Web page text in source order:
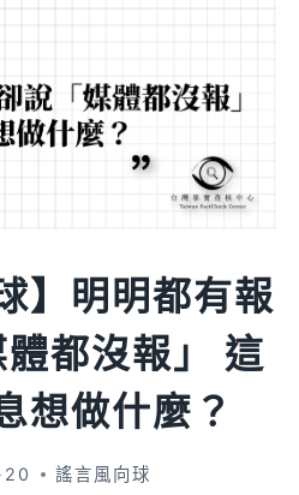
】明明都有報
都沒報」 這
想做什麼？
謠言風向球